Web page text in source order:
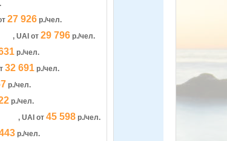
27 926 р./чел.
, UAI от 29 796 р./чел.
р./чел.
32 691 р./чел.
р./чел.
р./чел.
, UAI от 45 598 р./чел.
р./чел.